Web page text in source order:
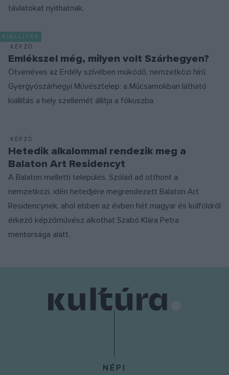
távlatokat nyithatnak.
KIÁLLÍTÁS
KÉPZŐ
Emlékszel még, milyen volt Szárhegyen?
Ötvenéves az Erdély szívében működő, nemzetközi hírű
Gyergyószárhegyi Művésztelep: a Műcsarnokban látható
kiállítás a hely szellemét állítja a fókuszba.
KÉPZŐ
Hetedik alkalommal rendezik meg a
Balaton Art Residencyt
A Balaton melletti település, Szólád ad otthont a
nemzetközi, idén hetedjére megrendezett Balaton Art
Residencynek, ahol ebben az évben hét magyar és külföldről
érkező képzőművész alkothat Szabó Klára Petra
mentorsága alatt.
NÉPI